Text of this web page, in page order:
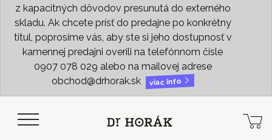
z kapacitných dôvodov presunutá do externého
skladu. Ak chcete prísť do predajne po konkrétny
titul, poprosíme vás, aby ste si jeho dostupnosť v
kamennej predajni overili na telefónnom čísle
0907 078 029 alebo na mailovej adrese
obchod@drhorak.sk
viac info